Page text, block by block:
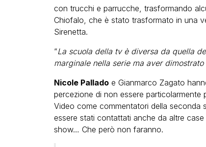
con trucchi e parrucche, trasformando
Chiofalo, che è stato trasformato in una
Sirenetta.
“La scuola della tv è diversa da quella
marginale nella serie ma aver
Nicole Palladoe Gianmarco Zagato
percezione di non essere
Video come commentatori della seconda
essere stati contattati anche da altre
show… Che però non faranno.